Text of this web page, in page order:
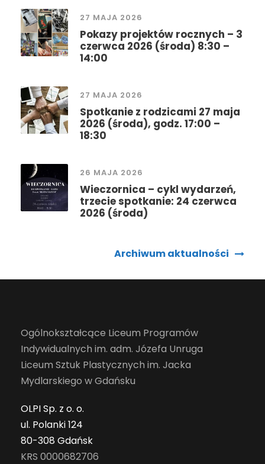
27 MAJA 2026
Pokazy projektów rocznych – 3
czerwca 2026 (środa) 8:30 –
14:00
27 MAJA 2026
Spotkanie z rodzicami 27 maja
2026 (środa), godz. 17:00 –
18:30
26 MAJA 2026
Wieczornica – cykl wydarzeń,
trzecie spotkanie: 24 czerwca
2026 (środa)
Archiwum aktualności
Ogólnokształcące Liceum Programów
Indywidualnych im. adm. Józefa Unruga
Liceum Sztuk Plastycznych im. Jacka
Mydlarskiego w Gdańsku
OLPI Sp. z o. o.
ul. Polanki 124
80-308 Gdańsk
KRS 0000682706